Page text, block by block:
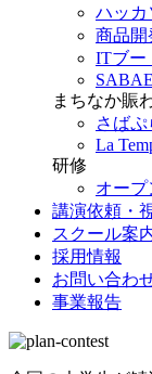
ハッカ
商品開
ITブー
まちなか賑
さばぷ
La
研修
オー
講演依頼・
スクール案
採用情報
お問い合わ
事業報告